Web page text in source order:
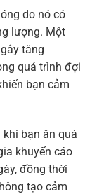
do nó có
lượng. Một
tăng
quá trình đợi
bạn cảm
bạn ăn quá
khuyến cáo
đồng thời
tạo cảm